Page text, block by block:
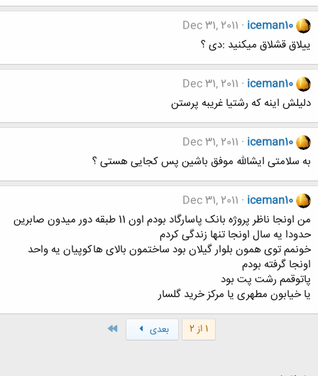
iceman10
Dec 31, 2011
ییلاق قشلاق میکنید :دی ؟
iceman10
Dec 31, 2011
دلیلش اینه که رشتیا غریبه پرستن
iceman10
Dec 31, 2011
به سلامتی ایشالله موفق باشین پس کجایی هستی ؟
iceman10
Dec 31, 2011
من اونجا ناظر پروژه بانک پاسارگاد بودم اون 11 طبقه دور میدون صابرین
حدودا یه سال اونجا تنها زندگی کردم
خونمم توی همون بلوار گیلان بود ساختمون بالای هاکوپیان یه واحد
اونجا گرفته بودم
پاتوقمم رشت پت بود
یا خیابون مطهری یا مرکز خرید گلسار
1 از 2 بعدی